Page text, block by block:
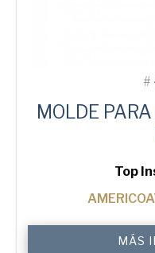
#
MOLDE
Top
MÁS